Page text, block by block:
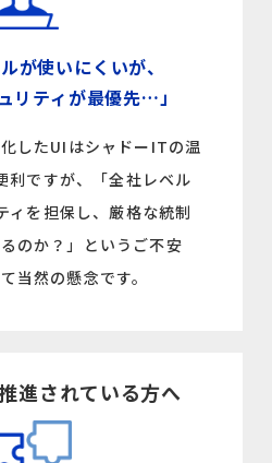
ナー
ログ
トペーパー
が使いにくいが、
リティが最優先…」
したUIはシャドーITの温
ですが、「全社レベル
を担保し、厳格な統制
のか？」というご不安
当然の懸念です。
進されている方へ